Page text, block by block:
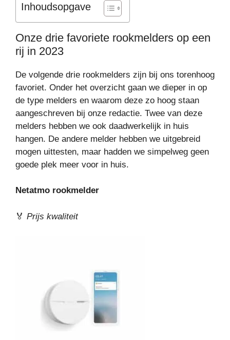
Inhoudsopgave
Onze drie favoriete rookmelders op een
rij in 2023
De volgende drie rookmelders zijn bij ons torenhoog
favoriet. Onder het overzicht gaan we dieper in op
de type melders en waarom deze zo hoog staan
aangeschreven bij onze redactie. Twee van deze
melders hebben we ook daadwerkelijk in huis
hangen. De andere melder hebben we uitgebreid
mogen uittesten, maar hadden we simpelweg geen
goede plek meer voor in huis.
Netatmo rookmelder
🏅 Prijs kwaliteit